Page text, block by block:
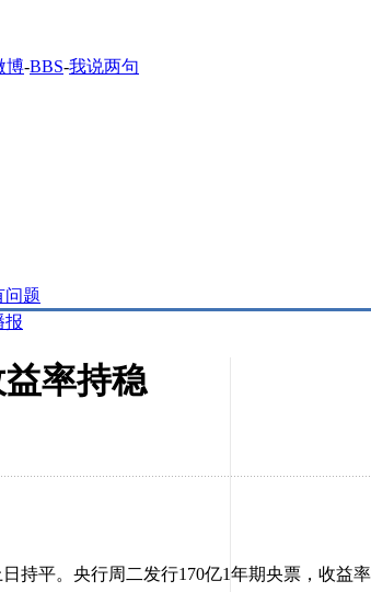
博-BBS-我说两句
问题
报
率持稳
平。央行周二发行170亿1年期央票，收益率